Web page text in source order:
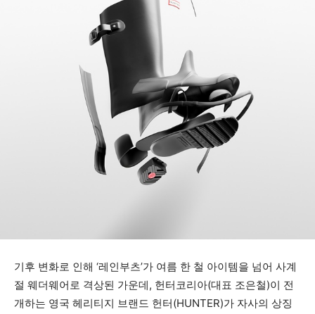
기후 변화로 인해 ‘레인부츠’가 여름 한 철 아이템을 넘어 사계
절 웨더웨어로 격상된 가운데, 헌터코리아(대표 조은철)이 전
개하는 영국 헤리티지 브랜드 헌터(HUNTER)가 자사의 상징